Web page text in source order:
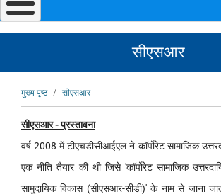
सीएसआर
पग
चिन्ह
मुख्य पृष्ठ सीएसआर
सीएसआर - प्रस्तावना
वर्ष 2008 में टीएचडीसीआईएल ने कॉर्पोरेट सामाजिक
एक नीति तैयार की थी जिसे 'कॉर्पोरेट सामाजिक
सामुदायिक विकास (सीएसआर-सीडी)' के नाम से जाना